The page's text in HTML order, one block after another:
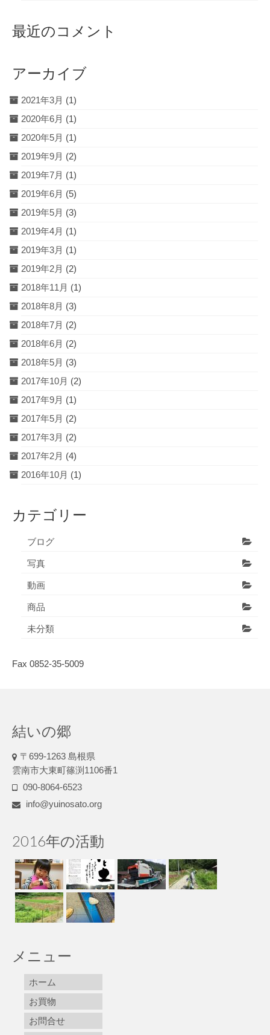
最近のコメント
アーカイブ
2021年3月 (1)
2020年6月 (1)
2020年5月 (1)
2019年9月 (2)
2019年7月 (1)
2019年6月 (5)
2019年5月 (3)
2019年4月 (1)
2019年3月 (1)
2019年2月 (2)
2018年11月 (1)
2018年8月 (3)
2018年7月 (2)
2018年6月 (2)
2018年5月 (3)
2017年10月 (2)
2017年9月 (1)
2017年5月 (2)
2017年3月 (2)
2017年2月 (4)
2016年10月 (1)
カテゴリー
ブログ
写真
動画
商品
未分類
Fax 0852-35-5009
結いの郷
〒699-1263 島根県
雲南市大東町篠渕1106番1
090-8064-6523
info@yuinosato.org
2016年の活動
メニュー
ホーム
お買物
お問合せ